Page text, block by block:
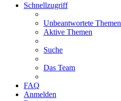
Schnellzugriff
Unbeantwortete Themen
Aktive Themen
Suche
Das Team
FAQ
Anmelden